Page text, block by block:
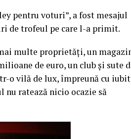
pentru voturi”, a fost mesajul
de trofeul pe care l-a primit.
multe proprietăţi, un
de euro, un club şi sute
o vilă de lux, împreună cu
nu ratează nicio ocazie să